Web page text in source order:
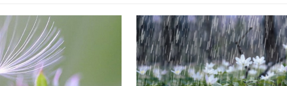
nghìn phụ nữ mỗi năm
lượng thuốc